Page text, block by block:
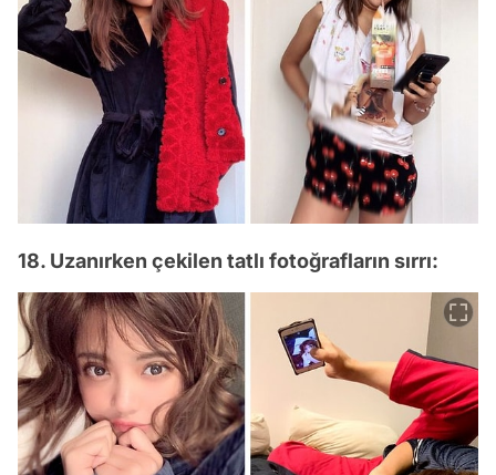
18. Uzanırken çekilen tatlı fotoğrafların sırrı: